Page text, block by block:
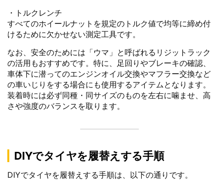
・トルクレンチ
すべてのホイールナットを規定のトルク値で均等に締め付
けるために欠かせない測定工具です。
なお、安全のためには「ウマ」と呼ばれるリジットラック
の活用もおすすめです。特に、足回りやブレーキの確認、
車体下に潜ってのエンジンオイル交換やマフラー交換など
の車いじりをする場合にも使用するアイテムとなります。
装着時には必ず同種・同サイズのものを左右に噛ませ、高
さや強度のバランスを取ります。
DIYでタイヤを履替えする手順
DIYでタイヤを履替えする手順は、以下の通りです。